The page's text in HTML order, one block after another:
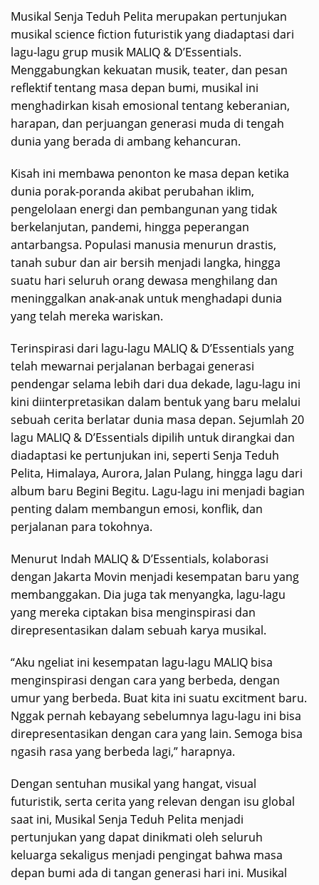
Musikal Senja Teduh Pelita merupakan pertunjukan
musikal science fiction futuristik yang diadaptasi dari
lagu-lagu grup musik MALIQ & D’Essentials.
Menggabungkan kekuatan musik, teater, dan pesan
reflektif tentang masa depan bumi, musikal ini
menghadirkan kisah emosional tentang keberanian,
harapan, dan perjuangan generasi muda di tengah
dunia yang berada di ambang kehancuran.
Kisah ini membawa penonton ke masa depan ketika
dunia porak-poranda akibat perubahan iklim,
pengelolaan energi dan pembangunan yang tidak
berkelanjutan, pandemi, hingga peperangan
antarbangsa. Populasi manusia menurun drastis,
tanah subur dan air bersih menjadi langka, hingga
suatu hari seluruh orang dewasa menghilang dan
meninggalkan anak-anak untuk menghadapi dunia
yang telah mereka wariskan.
Terinspirasi dari lagu-lagu MALIQ & D’Essentials yang
telah mewarnai perjalanan berbagai generasi
pendengar selama lebih dari dua dekade, lagu-lagu ini
kini diinterpretasikan dalam bentuk yang baru melalui
sebuah cerita berlatar dunia masa depan. Sejumlah 20
lagu MALIQ & D’Essentials dipilih untuk dirangkai dan
diadaptasi ke pertunjukan ini, seperti Senja Teduh
Pelita, Himalaya, Aurora, Jalan Pulang, hingga lagu dari
album baru Begini Begitu. Lagu-lagu ini menjadi bagian
penting dalam membangun emosi, konflik, dan
perjalanan para tokohnya.
Menurut Indah MALIQ & D’Essentials, kolaborasi
dengan Jakarta Movin menjadi kesempatan baru yang
membanggakan. Dia juga tak menyangka, lagu-lagu
yang mereka ciptakan bisa menginspirasi dan
direpresentasikan dalam sebuah karya musikal.
“Aku ngeliat ini kesempatan lagu-lagu MALIQ bisa
menginspirasi dengan cara yang berbeda, dengan
umur yang berbeda. Buat kita ini suatu excitment baru.
Nggak pernah kebayang sebelumnya lagu-lagu ini bisa
direpresentasikan dengan cara yang lain. Semoga bisa
ngasih rasa yang berbeda lagi,” harapnya.
Dengan sentuhan musikal yang hangat, visual
futuristik, serta cerita yang relevan dengan isu global
saat ini, Musikal Senja Teduh Pelita menjadi
pertunjukan yang dapat dinikmati oleh seluruh
keluarga sekaligus menjadi pengingat bahwa masa
depan bumi ada di tangan generasi hari ini. Musikal